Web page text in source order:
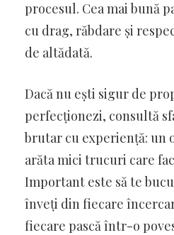
procesul. Cea mai bună
cu drag, răbdare și
de altădată.
Dacă nu ești sigur de
perfecționezi, consultă
brutar cu experiență: un
arăta mici trucuri care
Important este să te
înveți din fiecare
fiecare pască într-o